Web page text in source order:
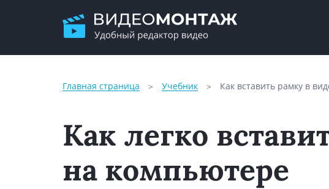
Главная страница Учебник Как вставить рамку в
Как легко
на компьютере